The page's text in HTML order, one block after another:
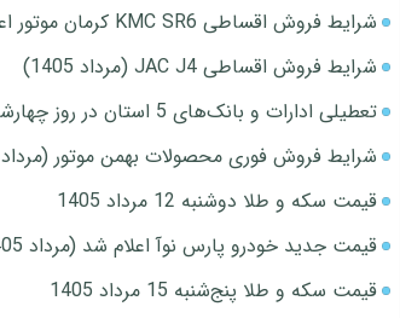
شرایط فروش اقساطی KMC SR6 کرمان موتور اعلام شد
شرایط فروش اقساطی JAC J4 (مرداد 1405)
تعطیلی ادارات و بانک‌های 5 استان در روز چهارشنبه
شرایط فروش فوری محصولات بهمن موتور (مرداد 1405)
قیمت سکه و طلا دوشنبه 12 مرداد 1405
قیمت جدید خودرو پارس نوآ اعلام شد (مرداد 1405)
قیمت سکه و طلا پنج‌شنبه 15 مرداد 1405